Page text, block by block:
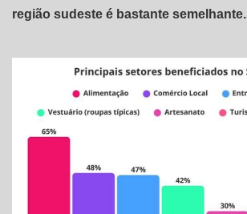
região sudeste é bastante semelhante.